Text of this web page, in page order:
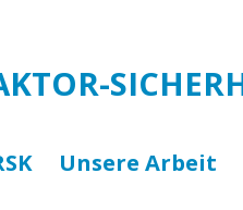
Unsere Arbeit